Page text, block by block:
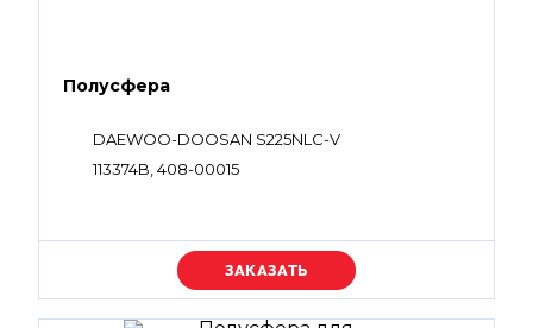
Полусфера
DAEWOO-DOOSAN S225NLC-V
113374B, 408-00015
Уточняйте цену